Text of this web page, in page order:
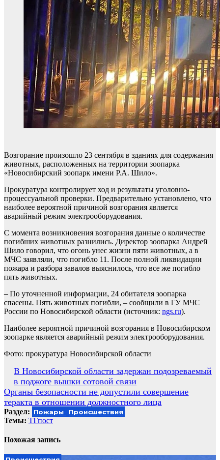
Возгорание произошло 23 сентября в зданиях для содержания
животных, расположенных на территории зоопарка
«Новосибирский зоопарк имени Р.А. Шило».
Прокуратура контролирует ход и результаты уголовно-
процессуальной проверки. Предварительно установлено, что
наиболее вероятной причиной возгорания является
аварийный режим электрооборудования.
С момента возникновения возгорания данные о количестве
погибших животных разнились. Директор зоопарка Андрей
Шило говорил, что огонь унес жизни пяти животных, а в
МЧС заявляли, что погибло 11. После полной ликвидации
пожара и разбора завалов выяснилось, что все же погибло
пять животных.
– По уточненной информации, 24 обитателя зоопарка
спасены. Пять животных погибли, – сообщили в ГУ МЧС
России по Новосибирской области (источник: ngs.ru).
Наиболее вероятной причиной возгорания в Новосибирском
зоопарке является аварийный режим электрооборудования.
Фото: прокуратура Новосибирской области
Навигация
по
записям
В Новосибирской области задержан подозреваемый
в поджоге вышки сотовой связи
Органы безопасности не допустили совершение
теракта в отношении должностного лица
Раздел: Пожары Происшествия
Темы: ТГпост
Похожая запись